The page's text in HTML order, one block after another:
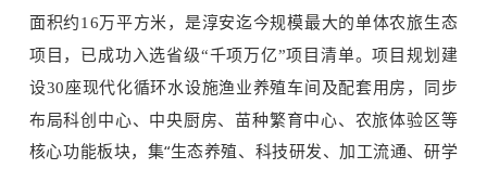
面积约16万平方米，是淳安迄今规模最大的单体农旅生态
项目，已成功入选省级“千项万亿”项目清单。项目规划建
设30座现代化循环水设施渔业养殖车间及配套用房，同步
布局科创中心、中央厨房、苗种繁育中心、农旅体验区等
核心功能板块，集“生态养殖、科技研发、加工流通、研学